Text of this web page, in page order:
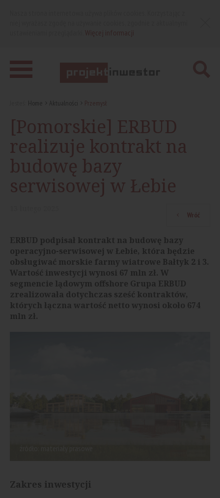
Home Aktualności Przemysł
[Pomorskie] ERBUD
realizuje kontrakt na
budowę bazy
serwisowej w Łebie
Wróć
ERBUD podpisał kontrakt na budowę bazy
operacyjno-serwisowej w Łebie, która będzie
obsługiwać morskie farmy wiatrowe Bałtyk 2 i 3.
Wartość inwestycji wynosi 67 mln zł. W
segmencie lądowym offshore Grupa ERBUD
zrealizowała dotychczas sześć kontraktów,
których łączna wartość netto wynosi około 674
mln zł.
Zakres inwestycji